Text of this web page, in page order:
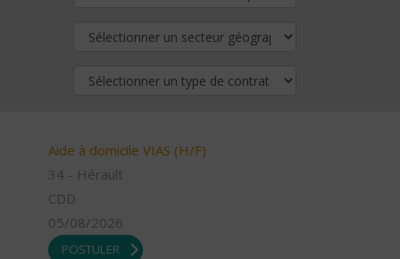
Aide à domicile VIAS (H/F)
34 - Hérault
CDD
05/08/2026
POSTULER